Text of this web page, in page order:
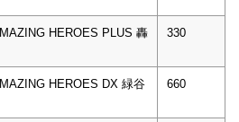
HEROES PLUS 轟
330
HEROES DX 緑谷
660